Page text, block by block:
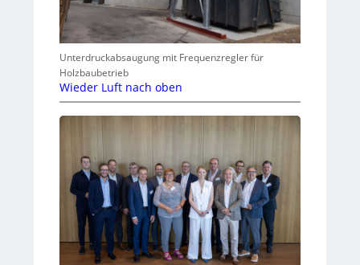
Unterdruckabsaugung mit Frequenzregler für
Holzbaubetrieb
Wieder Luft nach oben